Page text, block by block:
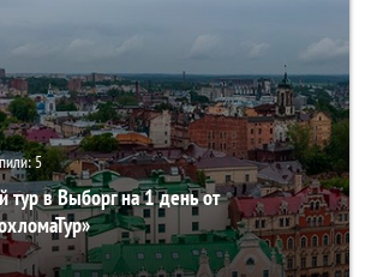
5
тур в Выборг на 1 день от